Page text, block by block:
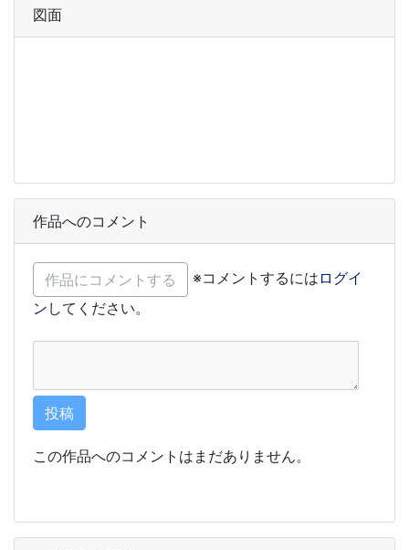
図面
作品へのコメント
※コメントするには ログイ
ン してください。
この作品へのコメントはまだありません。